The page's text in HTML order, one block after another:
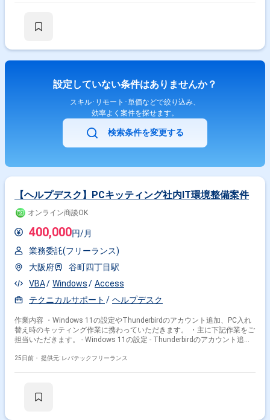
設定していない条件はありませんか？
スキル･リモート･単価などで絞り込み、
効率よく案件を探せます。
検索条件を変更する
【ヘルプデスク】PCキッティング社内IT環境整備案件
オンライン商談OK
400,000円/月
業務委託(フリーランス)
大阪府
谷町四丁目駅
VBA
Windows
Access
テクニカルサポート
ヘルプデスク
作業内容 ・Windows 11の設定やThunderbirdのアカウント追加、PC入れ
替え時のキッティング作業に携わっていただきます。 ・主に下記作業をご
担当いただきます。 - Windows 11の設定 - Thunderbirdのアカウント追加 -
25日前・ 提供元: レバテックフリーランス